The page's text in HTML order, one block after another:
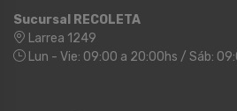
Sucursal RECOLETA
Larrea 1249
Lun - Vie: 09:00 a 20:00hs / Sáb: